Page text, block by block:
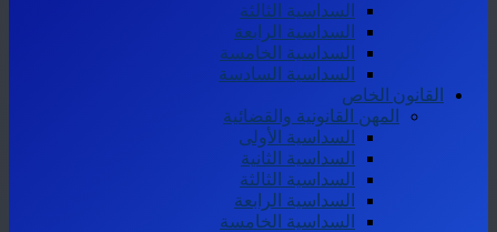
السداسية الثالثة
السداسية الرابعة
السداسية الخامسة
السداسية السادسة
القانون الخاص
المهن القانونية والقضائية
السداسية الأولى
السداسية الثانية
السداسية الثالثة
السداسية الرابعة
السداسية الخامسة